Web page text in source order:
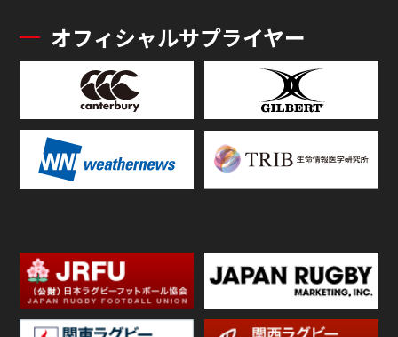
オフィシャルサプライヤー